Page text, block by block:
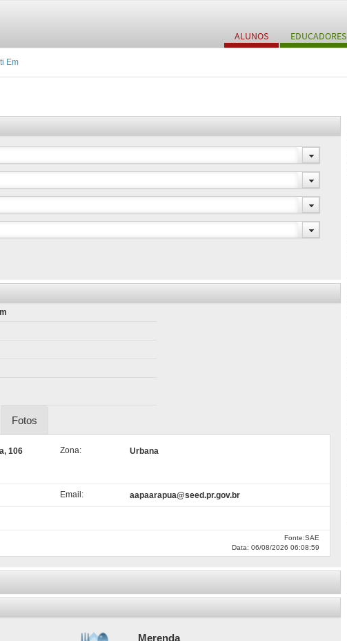
ALUNOS EDUCADORES
Em
Fotos
106
Zona: Urbana
Email: aapaarapua@seed.pr.gov.br
Fonte:SAE
Data: 06/08/2026 06:08:59
Merenda